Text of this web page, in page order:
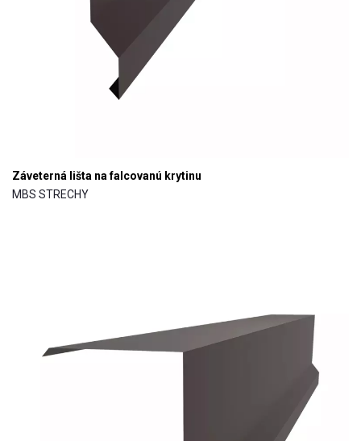
Záveterná lišta na falcovanú krytinu
MBS STRECHY